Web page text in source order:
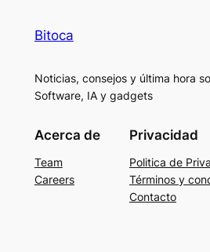
Bitoca
Noticias, consejos y última hora
Software, IA y gadgets
Acerca de
Team
Careers
Privacidad
Politica de
Términos y
Contacto